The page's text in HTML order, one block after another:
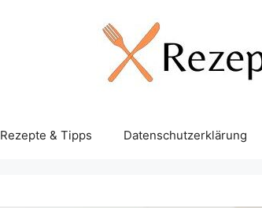
Rezepte & Tipps Datenschutzerklärung